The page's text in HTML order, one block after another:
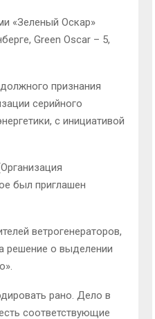
«Зеленый Оскар»
Green Oscar – 5,
признания
серийного
с инициативой
был приглашен
ветрогенераторов,
решение о выделении
рано. Дело в
соответствующие